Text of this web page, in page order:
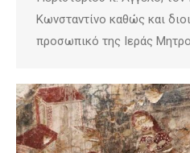
Κωνσταντίνο καθώς και
προσωπικό της Ιεράς